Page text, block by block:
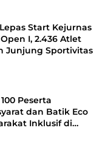
Start Kejurnas
I, 2.436 Atlet
Junjung Sportivitas
Peserta
dan Batik Eco
Inklusif di